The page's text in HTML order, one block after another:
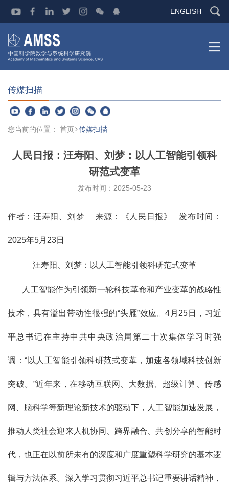
ENGLISH
传媒扫描
您当前的位置： 首页 传媒扫描
人民日报：汪寿阳、刘梦：以人工智能引领科
研范式变革
发布时间：2025-05-23
作者：汪寿阳、刘梦 来源：《人民日报》 发布时间：
2025年5月23日
汪寿阳、刘梦：以人工智能引领科研范式变革
人工智能作为引领新一轮科技革命和产业变革的战略性
技术，具有溢出带动性很强的“头雁”效应。4月25日，习近
平总书记在主持中共中央政治局第二十次集体学习时强
调：“以人工智能引领科研范式变革，加速各领域科技创新
突破。”近年来，在移动互联网、大数据、超级计算、传感
网、脑科学等新理论新技术的驱动下，人工智能加速发展，
推动人类社会迎来人机协同、跨界融合、共创分享的智能时
代，也正在以前所未有的深度和广度重塑科学研究的基本逻
辑与方法体系。深入学习贯彻习近平总书记重要讲话精神，